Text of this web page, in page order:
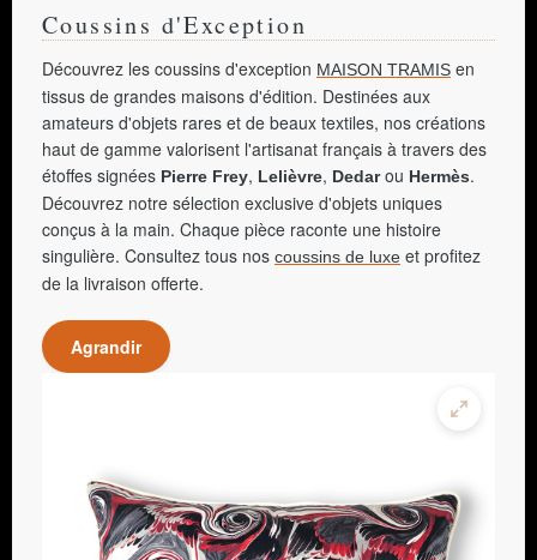
Coussins d'Exception
Découvrez les coussins d'exception MAISON TRAMIS en
tissus de grandes maisons d'édition. Destinées aux
amateurs d'objets rares et de beaux textiles, nos créations
haut de gamme valorisent l'artisanat français à travers des
étoffes signées Pierre Frey, Lelièvre, Dedarou Hermès.
Découvrez notre sélection exclusive d'objets uniques
conçus à la main. Chaque pièce raconte une histoire
singulière. Consultez tous nos coussins de luxe et profitez
de la livraison offerte.
Agrandir